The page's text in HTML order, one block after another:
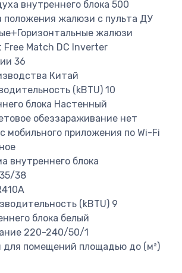
внутреннего блока 500
положения жалюзи с пульта ДУ
жалюзи
Free Match DC Inverter
36
Китай
(kBTU) 10
блока Настенный
обеззараживание нет
мобильного приложения по Wi-Fi
внутреннего блока
38
(kBTU) 9
блока белый
220-240/50/1
для помещений площадью до (м²)